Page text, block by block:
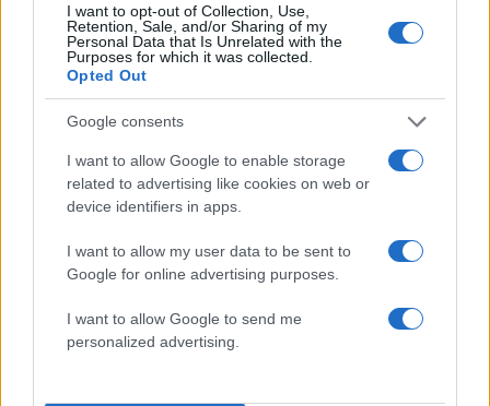
I want to opt-out of Collection, Use,
Retention, Sale, and/or Sharing of my
Personal Data that Is Unrelated with the
Purposes for which it was collected.
Opted Out
Google consents
I want to allow Google to enable storage
related to advertising like cookies on web or
device identifiers in apps.
I want to allow my user data to be sent to
Google for online advertising purposes.
I want to allow Google to send me
personalized advertising.
Πιο δημοφιλή
Σοκαριστική υπόθεση στην Κρήτη:
Τουρίστας ρωτούσε πόσο να πληρώσει για
να ασελγήσει σε 10χρονο κορίτσι - Το παιδί
καθόταν αμέριμνο σε αυλή επιχείρησης
Δεν ήταν μόνο η ταχύτητα που οδήγησε
στο τροχαίο στις Σέρρες με νεκρούς μητέρα
του οδηγού» λέει πραγματογνώμονας
Ανησυχία από το ξέσπασμα του ιού του
- «Καμπανάκι» από τον Ιατρικό Σύλλογο
Αθηνών για την προστασία της δημόσιας
υγείας